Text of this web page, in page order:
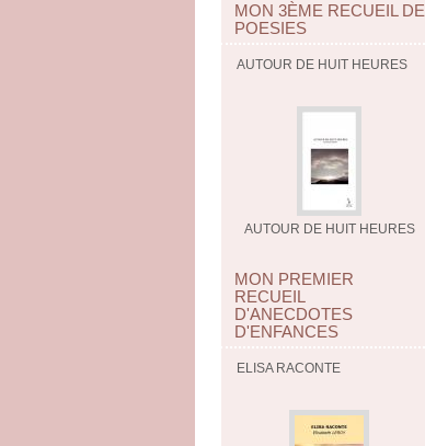
MON 3ÈME RECUEIL DE
POESIES
AUTOUR DE HUIT HEURES
AUTOUR DE HUIT HEURES
MON PREMIER
RECUEIL
D'ANECDOTES
D'ENFANCES
ELISA RACONTE